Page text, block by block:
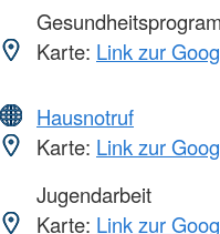
Karte: Link zur
Hausnotruf
Karte: Link zur
Jugendarbeit
Karte: Link zur